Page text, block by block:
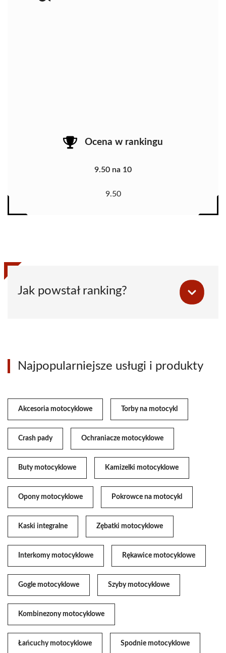
Ocena w rankingu
9.50 na 10
9.50
Jak powstał ranking?
Najpopularniejsze usługi i produkty
Akcesoria motocyklowe Torby na motocykl
Crash pady Ochraniacze motocyklowe
Buty motocyklowe Kamizelki motocyklowe
Opony motocyklowe Pokrowce na motocykl
Kaski integralne Zębatki motocyklowe
Interkomy motocyklowe Rękawice motocyklowe
Gogle motocyklowe Szyby motocyklowe
Kombinezony motocyklowe
Łańcuchy motocyklowe Spodnie motocyklowe